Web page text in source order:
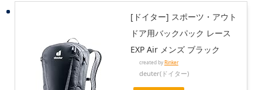
[ドイター] スポーツ・アウト
ドア用バックパック レース
EXP Air メンズ ブラック
created by Rinker
deuter(ドイター)